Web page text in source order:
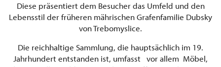
Diese präsentiert dem Besucher das Umfeld und den
Lebensstil der früheren mährischen Grafenfamilie Dubsky
von Trebomyslice.
Die reichhaltige Sammlung, die hauptsächlich im 19.
Jahrhundert entstanden ist, umfasst vor allem Möbel,